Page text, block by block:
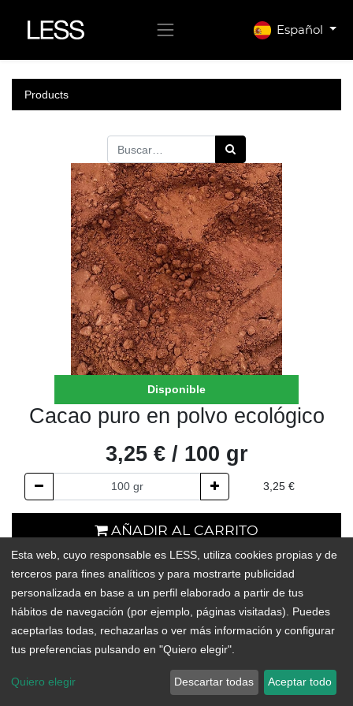
Español
Products
Disponible
Cacao puro en polvo ecológico
3,25€ / 100 gr
3,25 €
AÑADIR AL CARRITO
En existencias
Add to Wishlist
Esta web, cuyo responsable es LESS, utiliza cookies propias y de
terceros para fines analíticos y para mostrarte publicidad
personalizada en base a un perfil elaborado a partir de tus
hábitos de navegación (por ejemplo, páginas visitadas). Puedes
aceptarlas todas, rechazarlas o ver más información y configurar
tus preferencias pulsando en "Quiero elegir".
Quiero elegir Descartar todas Aceptar todo